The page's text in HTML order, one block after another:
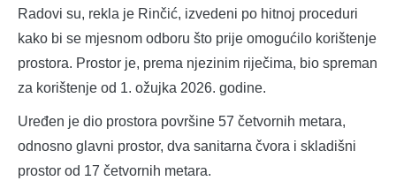
Radovi su, rekla je Rinčić, izvedeni po hitnoj proceduri
kako bi se mjesnom odboru što prije omogućilo korištenje
prostora. Prostor je, prema njezinim riječima, bio spreman
za korištenje od 1. ožujka 2026. godine.
Uređen je dio prostora površine 57 četvornih metara,
odnosno glavni prostor, dva sanitarna čvora i skladišni
prostor od 17 četvornih metara.